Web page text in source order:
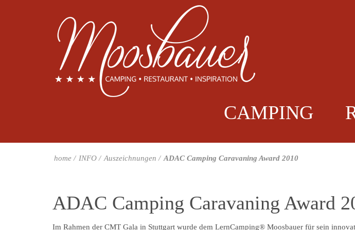
CAMPING
home INFO Auszeichnungen ADAC Camping Caravaning Award 2010
ADAC Camping Caravaning Award
Im Rahmen der CMT Gala in Stuttgart wurde dem LernCamping® Moosbauer für sein